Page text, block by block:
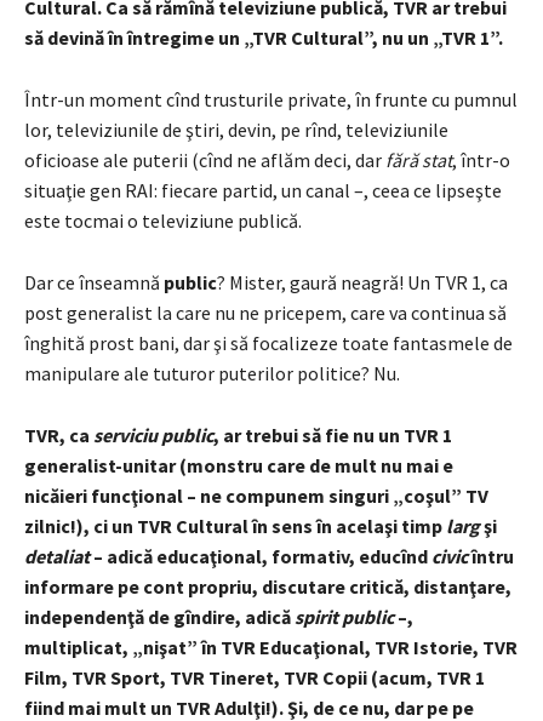
Cultural. Ca să rămînă televiziune publică, TVR ar trebui
să devină în întregime un „TVR Cultural”, nu un „TVR 1”.
Într-un moment cînd trusturile private, în frunte cu pumnul
lor, televiziunile de ştiri, devin, pe rînd, televiziunile
oficioase ale puterii (cînd ne aflăm deci, dar fără stat, într-o
situaţie gen RAI: fiecare partid, un canal –, ceea ce lipseşte
este tocmai o televiziune publică.
Dar ce înseamnă public? Mister, gaură neagră! Un TVR 1, ca
post generalist la care nu ne pricepem, care va continua să
înghită prost bani, dar şi să focalizeze toate fantasmele de
manipulare ale tuturor puterilor politice? Nu.
TVR, ca serviciu public, ar trebui să fie nu un TVR 1
generalist-unitar (monstru care de mult nu mai e
nicăieri funcţional – ne compunem singuri „coşul” TV
zilnic!), ci un TVR Cultural în sens în acelaşi timp largşi
detaliat– adică educaţional, formativ, educînd civicîntru
informare pe cont propriu, discutare critică, distanţare,
independenţă de gîndire, adică spirit public–,
multiplicat, „nişat” în TVR Educaţional, TVR Istorie, TVR
Film, TVR Sport, TVR Tineret, TVR Copii (acum, TVR 1
fiind mai mult un TVR Adulţi!). Şi, de ce nu, dar pe pe